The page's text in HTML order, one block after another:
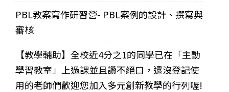
PBL教案寫作研習營- PBL案例的設計、撰寫與
審核
【教學輔助】全校近4分之1的同學已在「主動
學習教室」上過課並且讚不絕口，還沒登記使
用的老師們歡迎您加入多元創新教學的行列喔!